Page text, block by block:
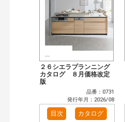
２６シエラプランニング
カタログ ８月価格改定
版
品番：0731
発行年月：2026/08
目次 カタログ